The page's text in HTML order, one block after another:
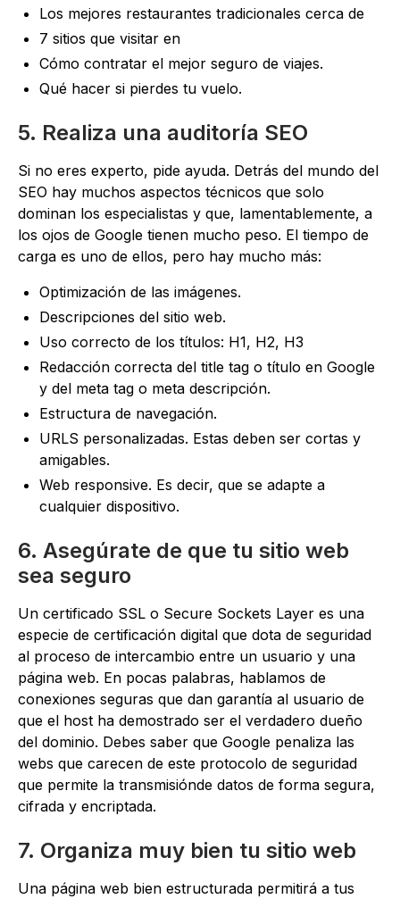
Los mejores restaurantes tradicionales cerca de
7 sitios que visitar en
Cómo contratar el mejor seguro de viajes.
Qué hacer si pierdes tu vuelo.
5. Realiza una auditoría SEO
Si no eres experto, pide ayuda. Detrás del mundo del
SEO hay muchos aspectos técnicos que solo
dominan los especialistas y que, lamentablemente, a
los ojos de Google tienen mucho peso. El tiempo de
carga es uno de ellos, pero hay mucho más:
Optimización de las imágenes.
Descripciones del sitio web.
Uso correcto de los títulos: H1, H2, H3
Redacción correcta del title tag o título en Google
y del meta tag o meta descripción.
Estructura de navegación.
URLS personalizadas. Estas deben ser cortas y
amigables.
Web responsive. Es decir, que se adapte a
cualquier dispositivo.
6. Asegúrate de que tu sitio web
sea seguro
Un certificado SSL o Secure Sockets Layer es una
especie de certificación digital que dota de seguridad
al proceso de intercambio entre un usuario y una
página web. En pocas palabras, hablamos de
conexiones seguras que dan garantía al usuario de
que el host ha demostrado ser el verdadero dueño
del dominio. Debes saber que Google penaliza las
webs que carecen de este protocolo de seguridad
que permite la transmisiónde datos de forma segura,
cifrada y encriptada.
7. Organiza muy bien tu sitio web
Una página web bien estructurada permitirá a tus